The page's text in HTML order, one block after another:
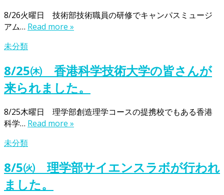
8/26火曜日 技術部技術職員の研修でキャンパスミュージ
アム… Read more »
未分類
8/25㈭ 香港科学技術大学の皆さんが
来られました。
8/25木曜日 理学部創造理学コースの提携校でもある香港
科学… Read more »
未分類
8/5㈫ 理学部サイエンスラボが行われ
ました。